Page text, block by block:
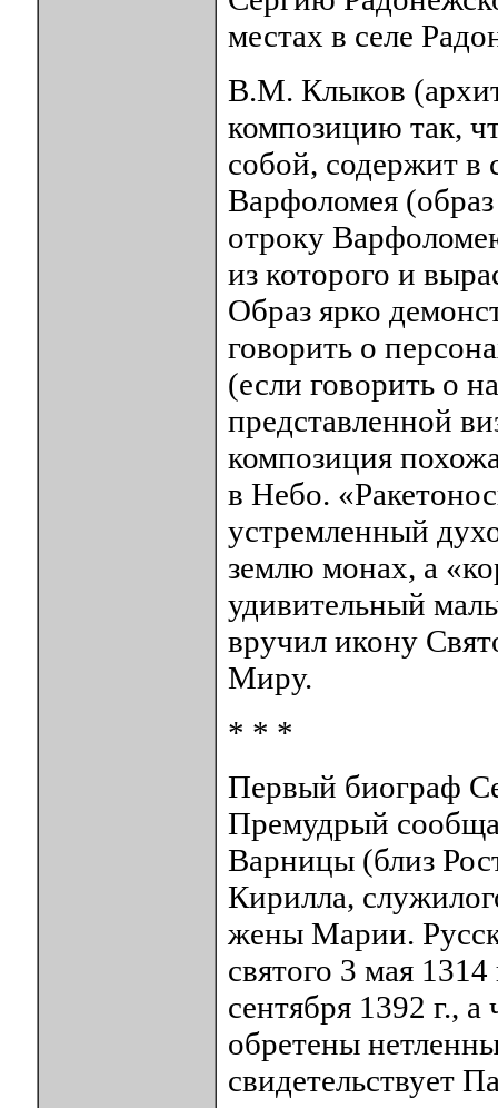
местах в селе
В.М. Клыков
композицию так,
собой, содержит в
Варфоломея
отроку
из которого и
Образ ярко
говорить о
(если говорить о
представленной
композиция
в Небо.
устремленный
землю монах, а
удивительный
вручил икону
Миру.
* * *
Первый биограф
Премудрый
Варницы (близ
Кирилла,
жены Марии.
святого 3 мая
сентября 1392 г.,
обретены
свидетельствует